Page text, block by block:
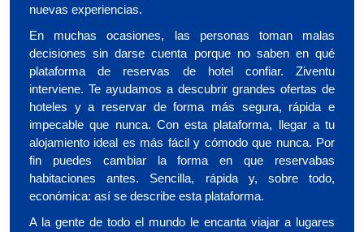
nuevas experiencias.
En muchas ocasiones, las personas toman malas
decisiones sin darse cuenta porque no saben en qué
plataforma de reservas de hotel confiar. Ziventu
interviene. Te ayudamos a descubrir grandes ofertas de
hoteles y a reservar de forma más segura, rápida e
impecable que nunca. Con esta plataforma, llegar a tu
alojamiento ideal es más fácil y cómodo que nunca. Por
fin puedes cambiar la forma en que reservabas
habitaciones antes. Sencilla, rápida y, sobre todo,
económica: así se describe esta plataforma.
A la gente de todo el mundo le encanta viajar a lugares